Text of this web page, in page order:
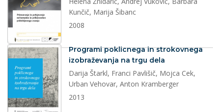
Kunčič, Marija Šibanc
2008
dokument
Programi poklicnega in strokovnega
izobraževanja na trgu dela
Darija Štarkl, Franci Pavlišič, Mojca Cek,
Urban Vehovar, Anton Kramberger
2013